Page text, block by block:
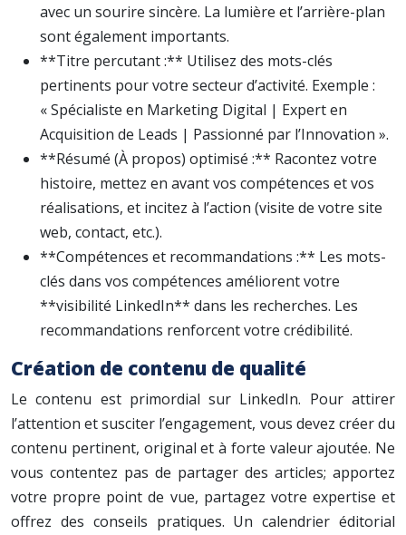
avec un sourire sincère. La lumière et l’arrière-plan
sont également importants.
**Titre percutant :** Utilisez des mots-clés
pertinents pour votre secteur d’activité. Exemple :
« Spécialiste en Marketing Digital | Expert en
Acquisition de Leads | Passionné par l’Innovation ».
**Résumé (À propos) optimisé :** Racontez votre
histoire, mettez en avant vos compétences et vos
réalisations, et incitez à l’action (visite de votre site
web, contact, etc.).
**Compétences et recommandations :** Les mots-
clés dans vos compétences améliorent votre
**visibilité LinkedIn** dans les recherches. Les
recommandations renforcent votre crédibilité.
Création de contenu de qualité
Le contenu est primordial sur LinkedIn. Pour attirer
l’attention et susciter l’engagement, vous devez créer du
contenu pertinent, original et à forte valeur ajoutée. Ne
vous contentez pas de partager des articles; apportez
votre propre point de vue, partagez votre expertise et
offrez des conseils pratiques. Un calendrier éditorial